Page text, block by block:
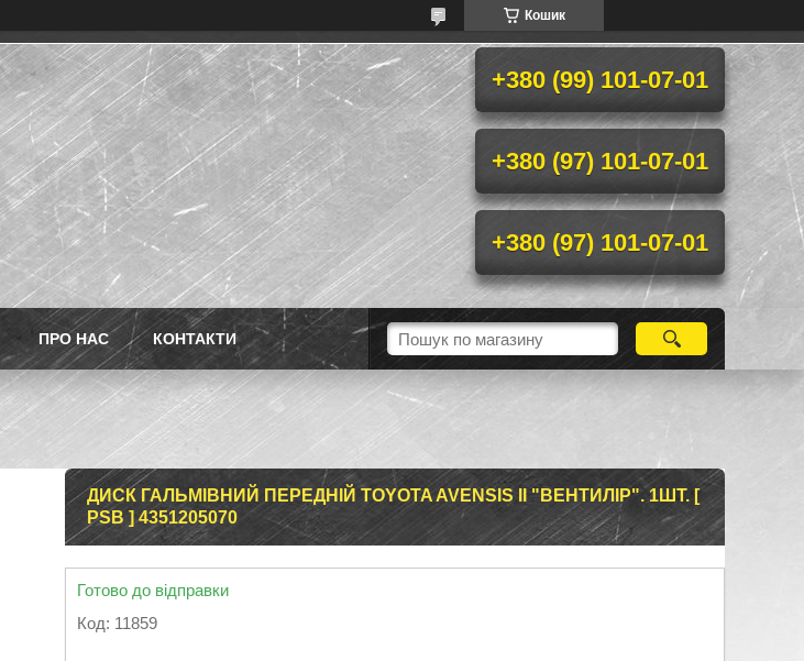
Кошик
+380 (99) 101-07-01
+380 (97) 101-07-01
+380 (97) 101-07-01
ПРО НАС КОНТАКТИ
ДИСК ГАЛЬМІВНИЙ ПЕРЕДНІЙ TOYOTA AVENSIS II "ВЕНТИЛІР". 1ШТ. [
PSB ] 4351205070
Готово до відправки
Код: 11859